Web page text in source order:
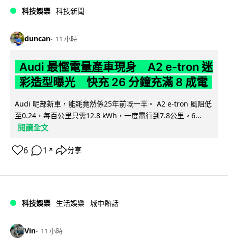
科技娛樂 科技新聞
duncan 11 小時
Audi 最慳電量產車現身 A2 e-tron 迷
彩造型曝光 快充 26 分鐘充滿 8 成電
Audi 呢部新車，能耗竟然係25年前嘅一半。 A2 e-tron 風阻低
至0.24，每百公里只需12.8 kWh，一度電行到7.8公里。6...
閱讀全文
6 1 ↗ 分享
科技娛樂 生活娛樂 城中熱話
Vin 11 小時